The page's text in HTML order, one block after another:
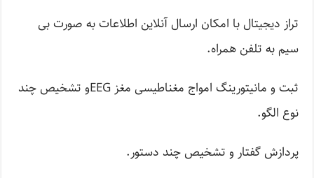
تراز دیجیتال با امکان ارسال آنلاین اطلاعات به صورت بی
سیم به تلفن همراه.
ثبت و مانیتورینگ امواج مغناطیسی مغز EEGو تشخیص چند
نوع الگو.
پردازش گفتار و تشخیص چند دستور.